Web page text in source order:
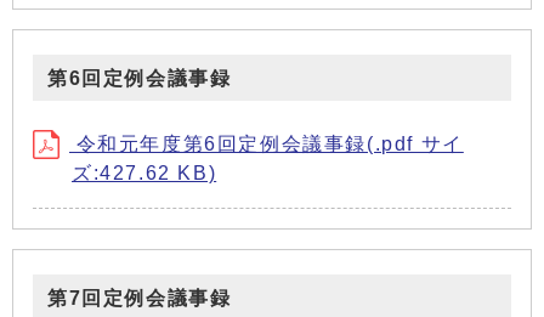
第6回定例会議事録
令和元年度第6回定例会議事録(.pdf サイ
ズ:427.62 KB)
第7回定例会議事録